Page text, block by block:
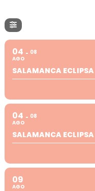
04
AGO
08
SALAMANCA ECLIPSA
04
AGO
08
SALAMANCA ECLIPSA
09
AGO